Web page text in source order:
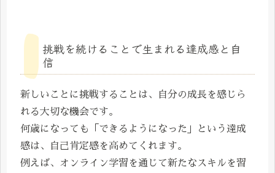
挑戦を続けることで生まれる達成感と自
信
新しいことに挑戦することは、自分の成長を感じら
れる大切な機会です。
何歳になっても「できるようになった」という達成
感は、自己肯定感を高めてくれます。
例えば、オンライン学習を通じて新たなスキルを習